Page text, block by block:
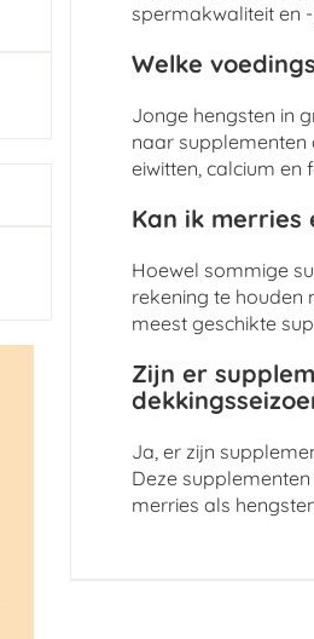
spermakwaliteit en
Welke
Jonge hengsten in
naar supplementen
eiwitten, calcium en
Kan ik merries
Hoewel sommige
rekening te houden
meest geschikte
Zijn er
Ja, er zijn
Deze
merries als